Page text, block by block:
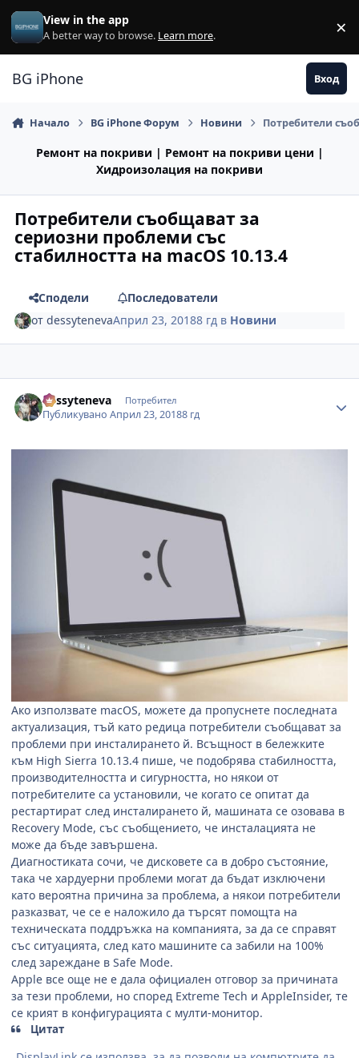
Премини към съдържанието
View in the app
A better way to browse. Learn more. ×
BG iPhone Вход
Начало BG iPhone Форум Новини Потребители
Ремонт на покриви | Ремонт на покриви цени |
Хидроизолация на покриви
Потребители съобщават за
сериозни проблеми със
стабилността на macOS 10.13.4
Сподели
Последователи
отdessytenevaАприл 23, 20188 гд в Новини
dessyteneva Потребител
ПубликуваноАприл 23, 20188 гд
Ако използвате macOS, можете да пропуснете последната
актуализация, тъй като редица потребители съобщават за
проблеми при инсталирането й. Всъщност в бележките
към High Sierra 10.13.4 пише, че подобрява стабилността,
производителността и сигурността, но някои от
потребителите са установили, че когато се опитат да
рестартират след инсталирането й, машината се озовава в
Recovery Mode, със съобщението, че инсталацията не
може да бъде завършена.
Диагностиката сочи, че дисковете са в добро състояние,
така че хардуерни проблеми могат да бъдат изключени
като вероятна причина за проблема, а някои потребители
разказват, че се е наложило да търсят помощта на
техническата поддръжка на компанията, за да се справят
със ситуацията, след като машините са забили на 100%
след зареждане в Safe Mode.
Apple все още не е дала официален отговор за причината
за тези проблеми, но според Extreme Tech и AppleInsider, те
се крият в конфигурацията с мулти-монитор.
Цитат